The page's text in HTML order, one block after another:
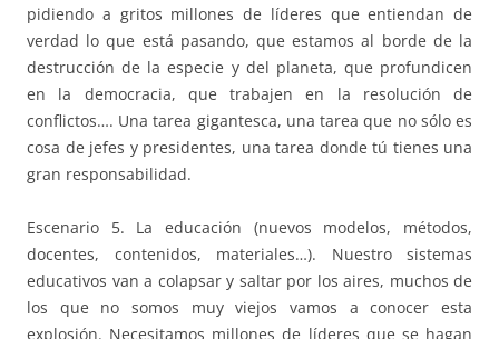
pidiendo a gritos millones de líderes que entiendan de
verdad lo que está pasando, que estamos al borde de la
destrucción de la especie y del planeta, que profundicen
en la democracia, que trabajen en la resolución de
conflictos…. Una tarea gigantesca, una tarea que no sólo es
cosa de jefes y presidentes, una tarea donde tú tienes una
gran responsabilidad.
Escenario 5. La educación (nuevos modelos, métodos,
docentes, contenidos, materiales…). Nuestro sistemas
educativos van a colapsar y saltar por los aires, muchos de
los que no somos muy viejos vamos a conocer esta
explosión. Necesitamos millones de líderes que se hagan